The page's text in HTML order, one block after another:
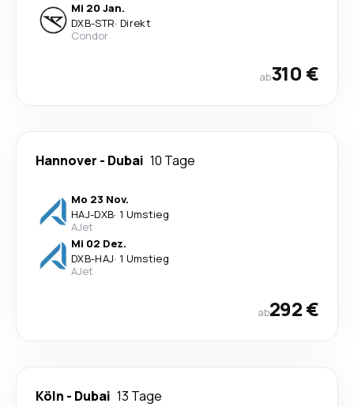
Mi 20 Jan.
DXB-STR· Direkt
Condor
ab310 €
Hannover - Dubai 10 Tage
Mo 23 Nov.
HAJ-DXB· 1 Umstieg
AJet
Mi 02 Dez.
DXB-HAJ· 1 Umstieg
AJet
ab292 €
Köln - Dubai 13 Tage